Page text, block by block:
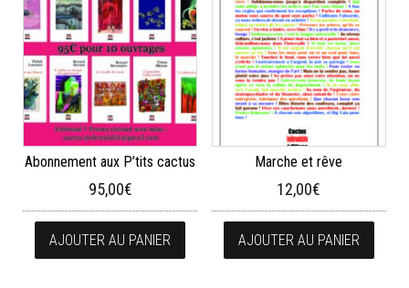
Abonnement aux P’tits cactus
95,00€
AJOUTER AU PANIER
Marche et rêve
12,00€
AJOUTER AU PANIER